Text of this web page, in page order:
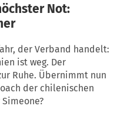
Not:
der Verband handelt:
ist weg. Der
Ruhe. Übernimmt nun
der chilenischen